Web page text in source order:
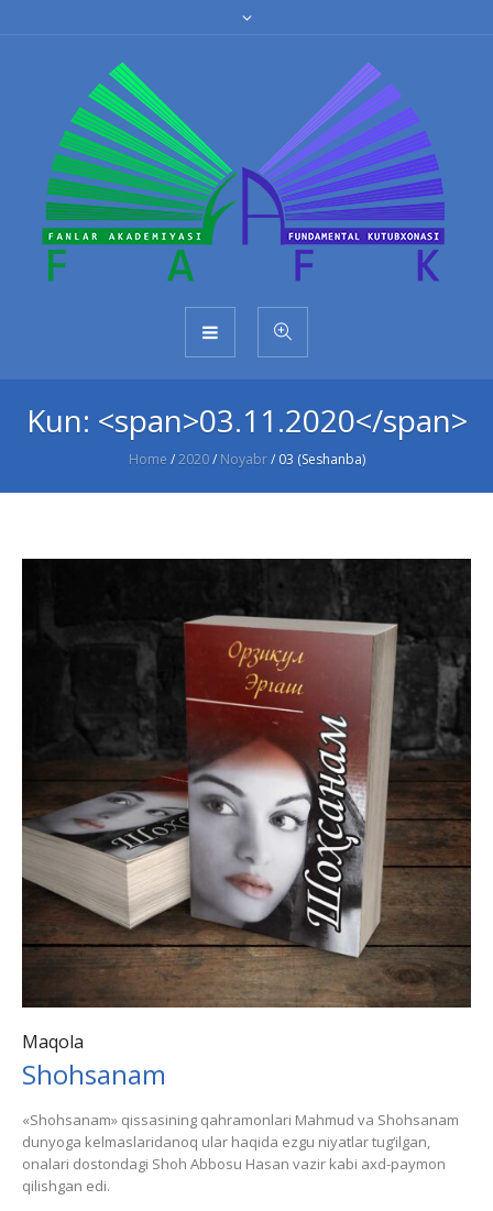
Kun: <span>03.11.2020</span>
Home /2020 / Noyabr / 03 (Seshanba)
Maqola
Shohsanam
«Shohsanam» qissasining qahramonlari Mahmud va Shohsanam
dunyoga kelmaslaridanoq ular haqida ezgu niyatlar tug‘ilgan,
onalari dostondagi Shoh Abbosu Hasan vazir kabi axd-paymon
qilishgan edi.